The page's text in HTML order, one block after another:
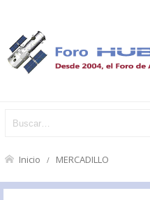
Inicio MERCADILLO